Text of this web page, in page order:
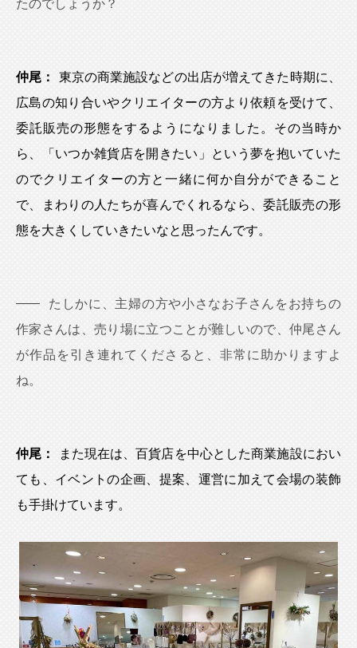
たのでしょうか？
仲尾：
東京の商業施設などの出店が増えてきた時期に、
広島の知り合いやクリエイターの方より依頼を受けて、
委託販売の形態をするようになりました。その当時か
ら、「いつか雑貨店を開きたい」という夢を抱いていた
のでクリエイターの方と一緒に何か自分ができること
で、まわりの人たちが喜んでくれるなら、委託販売の形
態を大きくしていきたいなと思ったんです。
たしかに、主婦の方や小さなお子さんをお持ちの
作家さんは、売り場に立つことが難しいので、仲尾さん
が作品を引き連れてくださると、非常に助かりますよ
ね。
仲尾：
また現在は、百貨店を中心とした商業施設におい
ても、イベントの企画、提案、運営に加えて会場の装飾
も手掛けています。